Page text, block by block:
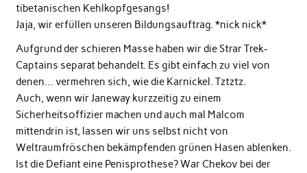
tibetanischen Kehlkopfgesangs!
Jaja, wir erfüllen unseren Bildungsauftrag. *nick nick*
Aufgrund der schieren Masse haben wir die Strar Trek-
Captains separat behandelt. Es gibt einfach zu viel von
denen… vermehren sich, wie die Karnickel. Tztztz.
Auch, wenn wir Janeway kurzzeitig zu einem
Sicherheitsoffizier machen und auch mal Malcom
mittendrin ist, lassen wir uns selbst nicht von
Weltraumfröschen bekämpfenden grünen Hasen ablenken.
Ist die Defiant eine Penisprothese? War Chekov bei der